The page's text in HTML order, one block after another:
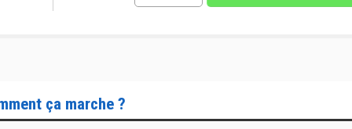
ça marche ?